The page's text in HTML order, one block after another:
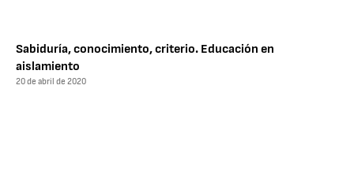
Sabiduría, conocimiento, criterio. Educación en
aislamiento
20 de abril de 2020